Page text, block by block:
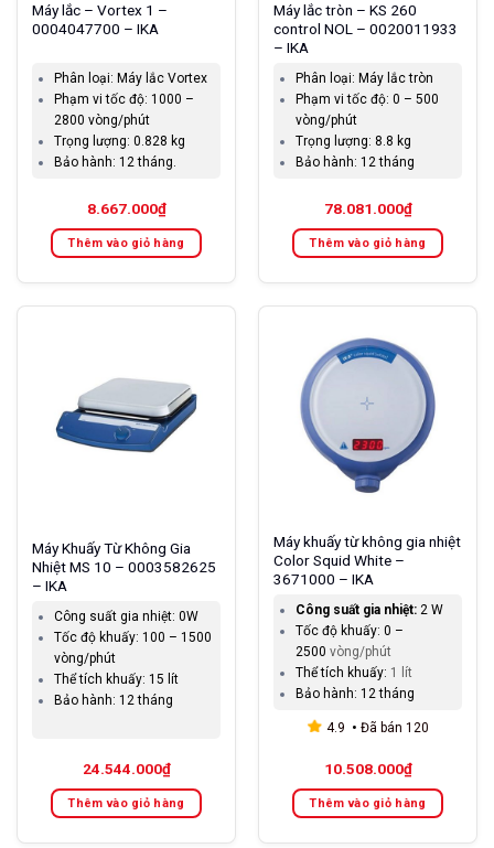
Máy lắc – Vortex 1 –
0004047700 – IKA
Phân loại: Máy lắc Vortex
Phạm vi tốc độ: 1000 –
2800 vòng/phút
Trọng lượng: 0.828 kg
Bảo hành: 12 tháng.
8.667.000₫
Thêm vào giỏ hàng
Máy lắc tròn – KS 260
control NOL – 0020011933
– IKA
Phân loại: Máy lắc tròn
Phạm vi tốc độ: 0 – 500
vòng/phút
Trọng lượng: 8.8 kg
Bảo hành: 12 tháng
78.081.000₫
Thêm vào giỏ hàng
Máy Khuấy Từ Không Gia
Nhiệt MS 10 – 0003582625
– IKA
Công suất gia nhiệt: 0W
Tốc độ khuấy: 100 – 1500
vòng/phút
Thể tích khuấy: 15 lít
Bảo hành: 12 tháng
24.544.000₫
Thêm vào giỏ hàng
Máy khuấy từ không gia nhiệt
Color Squid White –
3671000 – IKA
Công suất gia nhiệt: 2 W
Tốc độ khuấy:0 –
2500 vòng/phút
Thể tích khuấy: 1
lít
Bảo hành: 12 tháng
4.9 Đã bán 120
10.508.000₫
Thêm vào giỏ hàng